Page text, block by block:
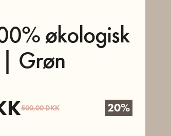
økologisk
| Grøn
500,00DKK 20%